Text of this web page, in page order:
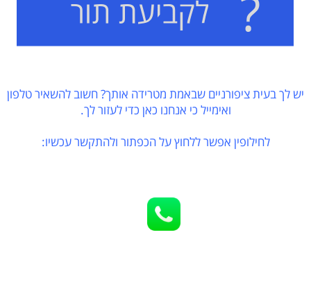
יש לך בעית ציפורניים שבאמת מטרידה אותך? חשוב להשאיר טלפון
ואימייל כי אנחנו כאן כדי לעזור לך.
לחילופין אפשר ללחוץ על הכפתור ולהתקשר עכשיו: